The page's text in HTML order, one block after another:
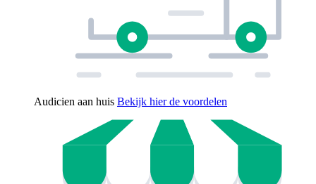
Audicien aan huis Bekijk hier de voordelen